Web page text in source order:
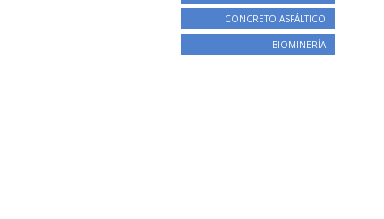
CONCRETO ASFÁLTICO
BIOMINERÍA